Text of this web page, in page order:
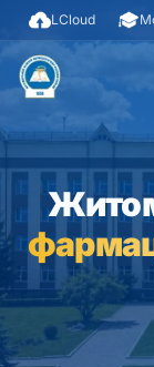
LCloud